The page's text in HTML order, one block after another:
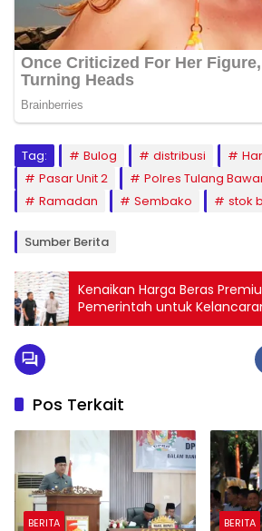
Tag: Bulog distribusi
Pasar Unit 2
Polres Tulang
Ramadan
Sembako stok
Sumber Berita
Kenaikan Harga Beras
Pemerintah untuk
Daftar Harganya di Lampung
Pos Terkait
BERITA BERITA